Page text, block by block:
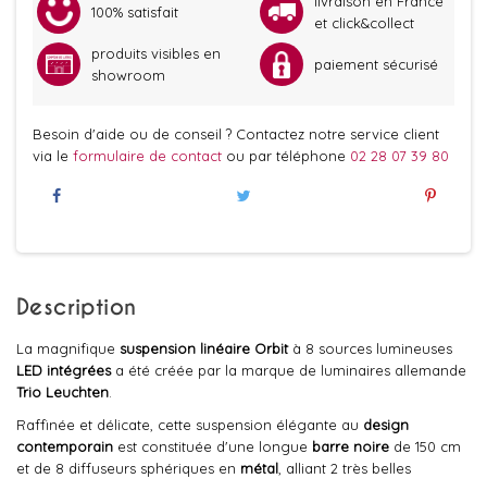
100% satisfait
et click&collect
produits visibles en
showroom
paiement sécurisé
Besoin d'aide ou de conseil ? Contactez notre service client
via le formulaire de contact ou par téléphone 02 28 07 39 80
Description
La magnifique suspension linéaire Orbit à 8 sources lumineuses
LED intégréesa été créée par la marque de luminaires allemande
Trio Leuchten
Raffinée et délicate, cette suspension élégante au design
contemporain est constituée d'une longue barre noire de 150 cm
et de 8 diffuseurs sphériques en métal , alliant 2 très belles